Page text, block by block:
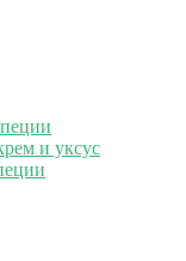
и уксус